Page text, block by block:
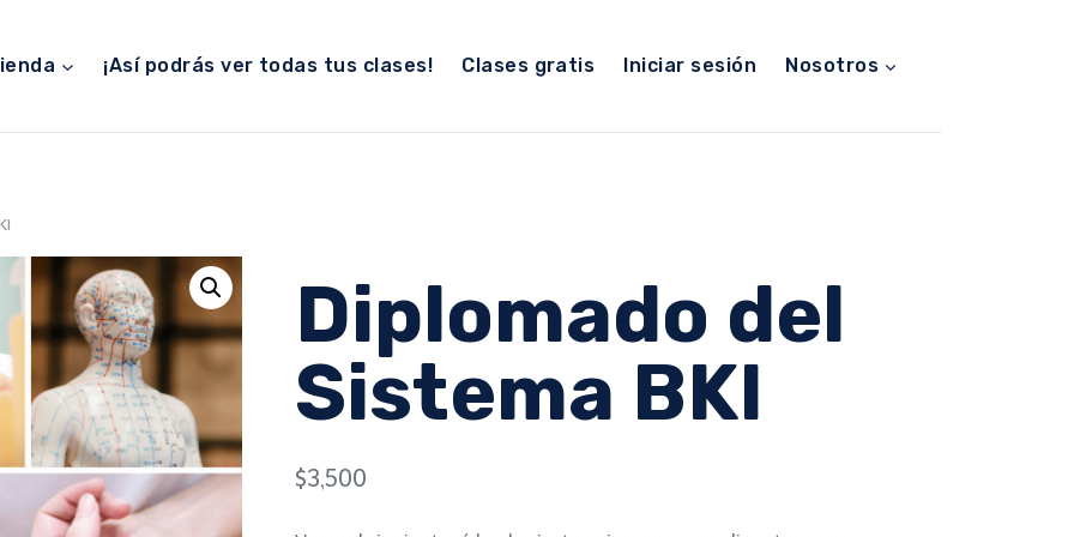
¡Así podrás ver todas tus clases! Clases gratis Iniciar sesión Nosotros
Diplomado del
Sistema BKI
$3,500